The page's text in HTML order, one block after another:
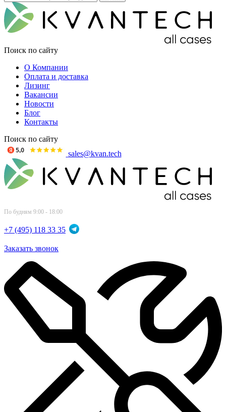
Поиск по сайту
О Компании
Оплата и доставка
Лизинг
Вакансии
Новости
Блог
Контакты
Поиск по сайту
sales@kvan.tech
По будням 9:00 - 18:00
+7 (495) 118 33 35
Заказать звонок